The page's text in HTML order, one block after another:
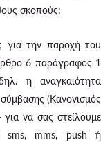
σκοπούς:
για την παροχή του
6 παράγραφος 1
η αναγκαιότητα
(Κανονισμός
να σας στείλουμε
mms, push ή